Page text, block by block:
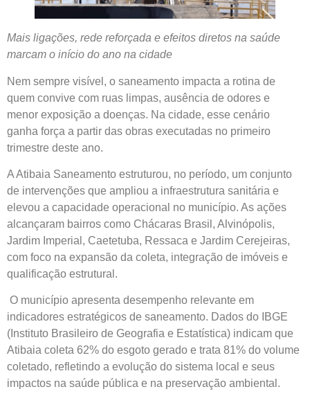
Mais ligações, rede reforçada e efeitos diretos na saúde
marcam o início do ano na cidade
Nem sempre visível, o saneamento impacta a rotina de
quem convive com ruas limpas, ausência de odores e
menor exposição a doenças. Na cidade, esse cenário
ganha força a partir das obras executadas no primeiro
trimestre deste ano.
A Atibaia Saneamento estruturou, no período, um conjunto
de intervenções que ampliou a infraestrutura sanitária e
elevou a capacidade operacional no município. As ações
alcançaram bairros como Chácaras Brasil, Alvinópolis,
Jardim Imperial, Caetetuba, Ressaca e Jardim Cerejeiras,
com foco na expansão da coleta, integração de imóveis e
qualificação estrutural.
O município apresenta desempenho relevante em
indicadores estratégicos de saneamento. Dados do IBGE
(Instituto Brasileiro de Geografia e Estatística) indicam que
Atibaia coleta 62% do esgoto gerado e trata 81% do volume
coletado, refletindo a evolução do sistema local e seus
impactos na saúde pública e na preservação ambiental.